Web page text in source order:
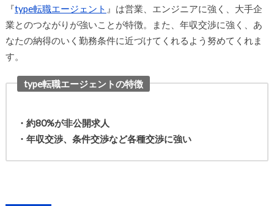
『type転職エージェント 』は営業、エンジニアに強く、大手企
業とのつながりが強いことが特徴。また、年収交渉に強く、あ
なたの納得のいく勤務条件に近づけてくれるよう努めてくれま
す。
type転職エージェントの特徴
・約80%が非公開求人
・年収交渉、条件交渉など各種交渉に強い